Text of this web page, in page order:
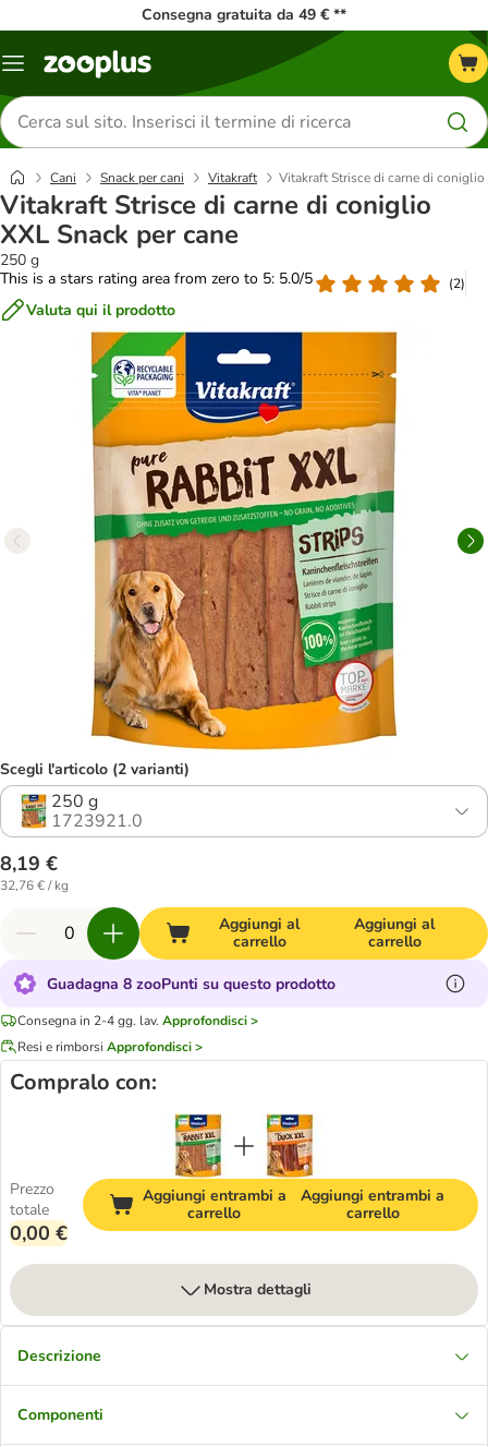
Consegna gratuita da 49 € **
Overview
Cerca
prodotti
Cani Snack per cani Vitakraft Vitakraft Strisce di carne di coniglio
Vitakraft Strisce di carne di coniglio
XXL Snack per cane
250 g
This is a stars rating area from zero to 5: 5.0/5
(2)
Valuta qui il prodotto
Scegli l'articolo (2 varianti)
250 g
1723921.0
8,19 €
32,76 € / kg
Aggiungi al
carrello
Aggiungi al
carrello
Guadagna 8 zooPunti su questo prodotto
Consegna in 2-4 gg. lav. Approfondisci >
Resi e rimborsi Approfondisci >
Compralo con:
Prezzo
totale
0,00 €
Aggiungi entrambi a
carrello
Aggiungi entrambi a
carrello
Mostra dettagli
Descrizione
Componenti